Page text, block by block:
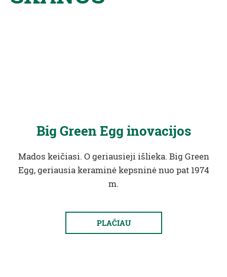
Big Green Egg inovacijos
Mados keičiasi. O geriausieji išlieka. Big Green
Egg, geriausia keraminė kepsninė nuo pat 1974
m.
PLAČIAU